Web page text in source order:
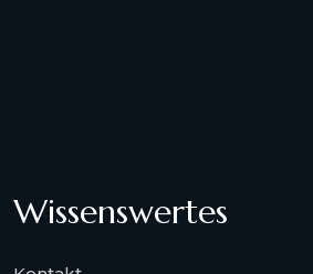
Wissenswertes